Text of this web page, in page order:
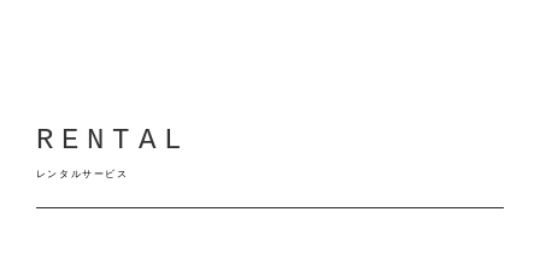
RENTAL
レンタルサービス